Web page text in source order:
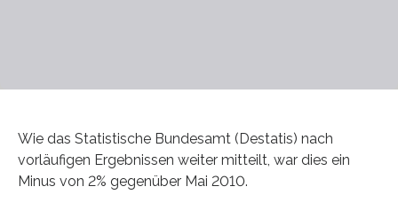
Wie das Statistische Bundesamt (Destatis) nach
vorläufigen Ergebnissen weiter mitteilt, war dies ein
Minus von 2% gegenüber Mai 2010.